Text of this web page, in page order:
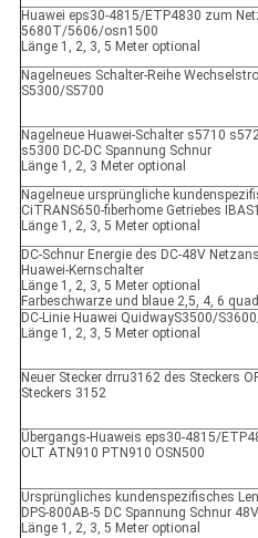
Huawei eps30-4815/ETP4830 zum
5680T/5606/osn1500
Länge 1, 2, 3, 5 Meter optional
Nagelneues Schalter-Reihe
S5300/S5700
Nagelneue Huawei-Schalter s5710
s5300 DC-DC Spannung Schnur
Länge 1, 2, 3 Meter optional
Nagelneue ursprüngliche
CiTRANS650-fiberhome Getriebes
Länge 1, 2, 3, 5 Meter optional
DC-Schnur Energie des DC-48V
Huawei-Kernschalter
Länge 1, 2, 3, 5 Meter optional
Farbeschwarze und blaue 2,5, 4, 6
DC-Linie Huawei QuidwayS3500/
Länge 1, 2, 3, 5 Meter optional
Neuer Stecker drru3162 des Steckers
Steckers 3152
Übergangs-Huaweis eps30-4815/
OLT ATN910 PTN910 OSN500
Ursprüngliches kundenspezifisches
DPS-800AB-5 DC Spannung Schnur 48V
Länge 1, 2, 3, 5 Meter optional